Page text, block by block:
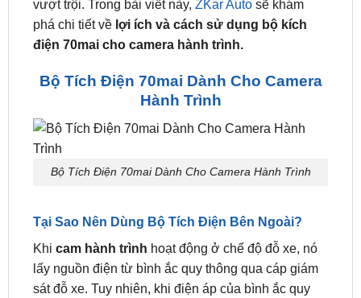
cung cấp điện ổn định là điều vô cùng quan trọng.
Đây chính là lý dobộ kích điện 70maitrở thành
giải pháp lý tưởng, mang đến sự an toàn và tiện lợi
phá chi tiết vềlợi ích và cách sử dụng bộ kích
điện 70mai cho camera hành trình.
Bộ Tích Điện 70mai Dành Cho Camera
Hành Trình
Tại Sao Nên Dùng Bộ Tích Điện Bên Ngoài?